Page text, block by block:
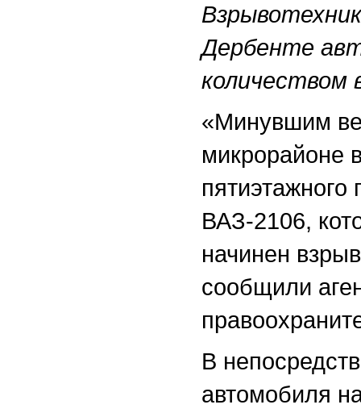
Дербенте
количеством
«Минувшим
микрорайоне
ВАЗ-2106,
начинен
сообщили
В
автомобиля